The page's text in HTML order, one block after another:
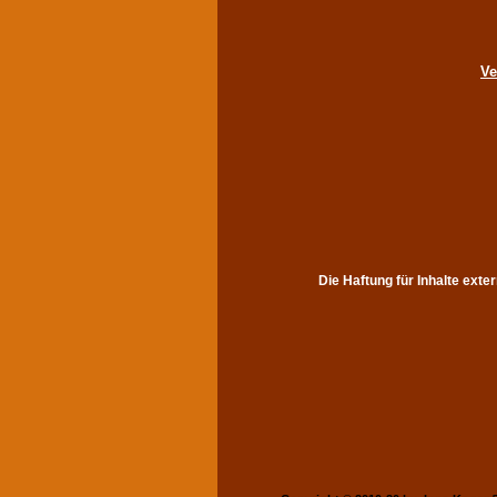
Die Haftung für Inhalte